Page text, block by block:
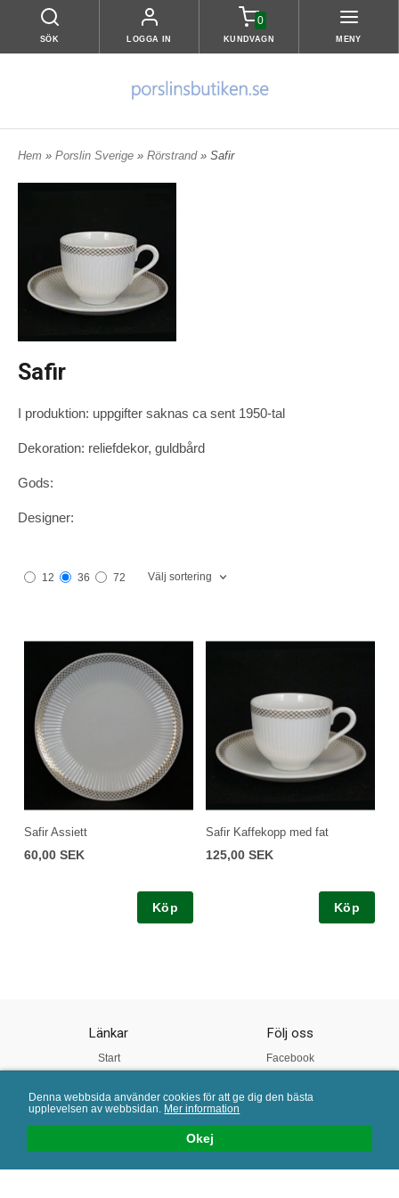
Okej
Denna webbsida använder cookies för att ge dig den bästa
upplevelsen av webbsidan. Mer information
SÖK LOGGA IN
0
KUNDVAGN MENY
Hem » Porslin Sverige » Rörstrand » Safir
Safir
I produktion: uppgifter saknas ca sent 1950-tal
Dekoration: reliefdekor, guldbård
Gods:
Designer:
12 36 72 Välj sortering
Safir Assiett
60,00 SEK
Köp
Safir Kaffekopp med fat
125,00 SEK
Köp
Länkar
Start
Vår Kvalitet
Följ oss
Facebook
Twitter